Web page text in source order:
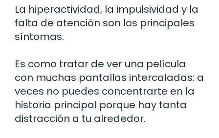
La hiperactividad, la impulsividad y la
falta de atención son los principales
síntomas.
Es como tratar de ver una película
con muchas pantallas intercaladas: a
veces no puedes concentrarte en la
historia principal porque hay tanta
distracción a tu alrededor.